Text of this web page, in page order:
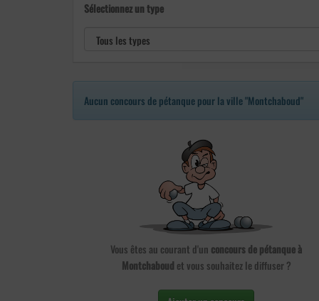
Sélectionnez un type
Aucun concours de pétanque pour la ville "Montchaboud"
Vous êtes au courant d'un concours de pétanque à
Montchaboud et vous souhaitez le diffuser ?